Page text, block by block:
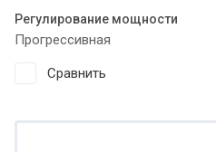
Регулирование мощности
Прогрессивная
Сравнить